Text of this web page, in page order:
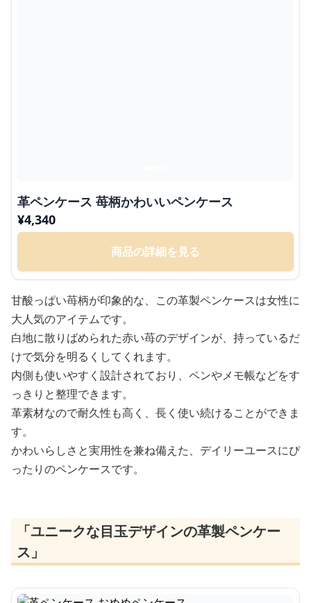
革ペンケース 苺柄かわいいペンケース
¥4,340
商品の詳細を見る
甘酸っぱい苺柄が印象的な、この革製ペンケースは女性に
大人気のアイテムです。
白地に散りばめられた赤い苺のデザインが、持っているだ
けで気分を明るくしてくれます。
内側も使いやすく設計されており、ペンやメモ帳などをす
っきりと整理できます。
革素材なので耐久性も高く、長く使い続けることができま
す。
かわいらしさと実用性を兼ね備えた、デイリーユースにぴ
ったりのペンケースです。
「ユニークな目玉デザインの革製ペンケー
ス」